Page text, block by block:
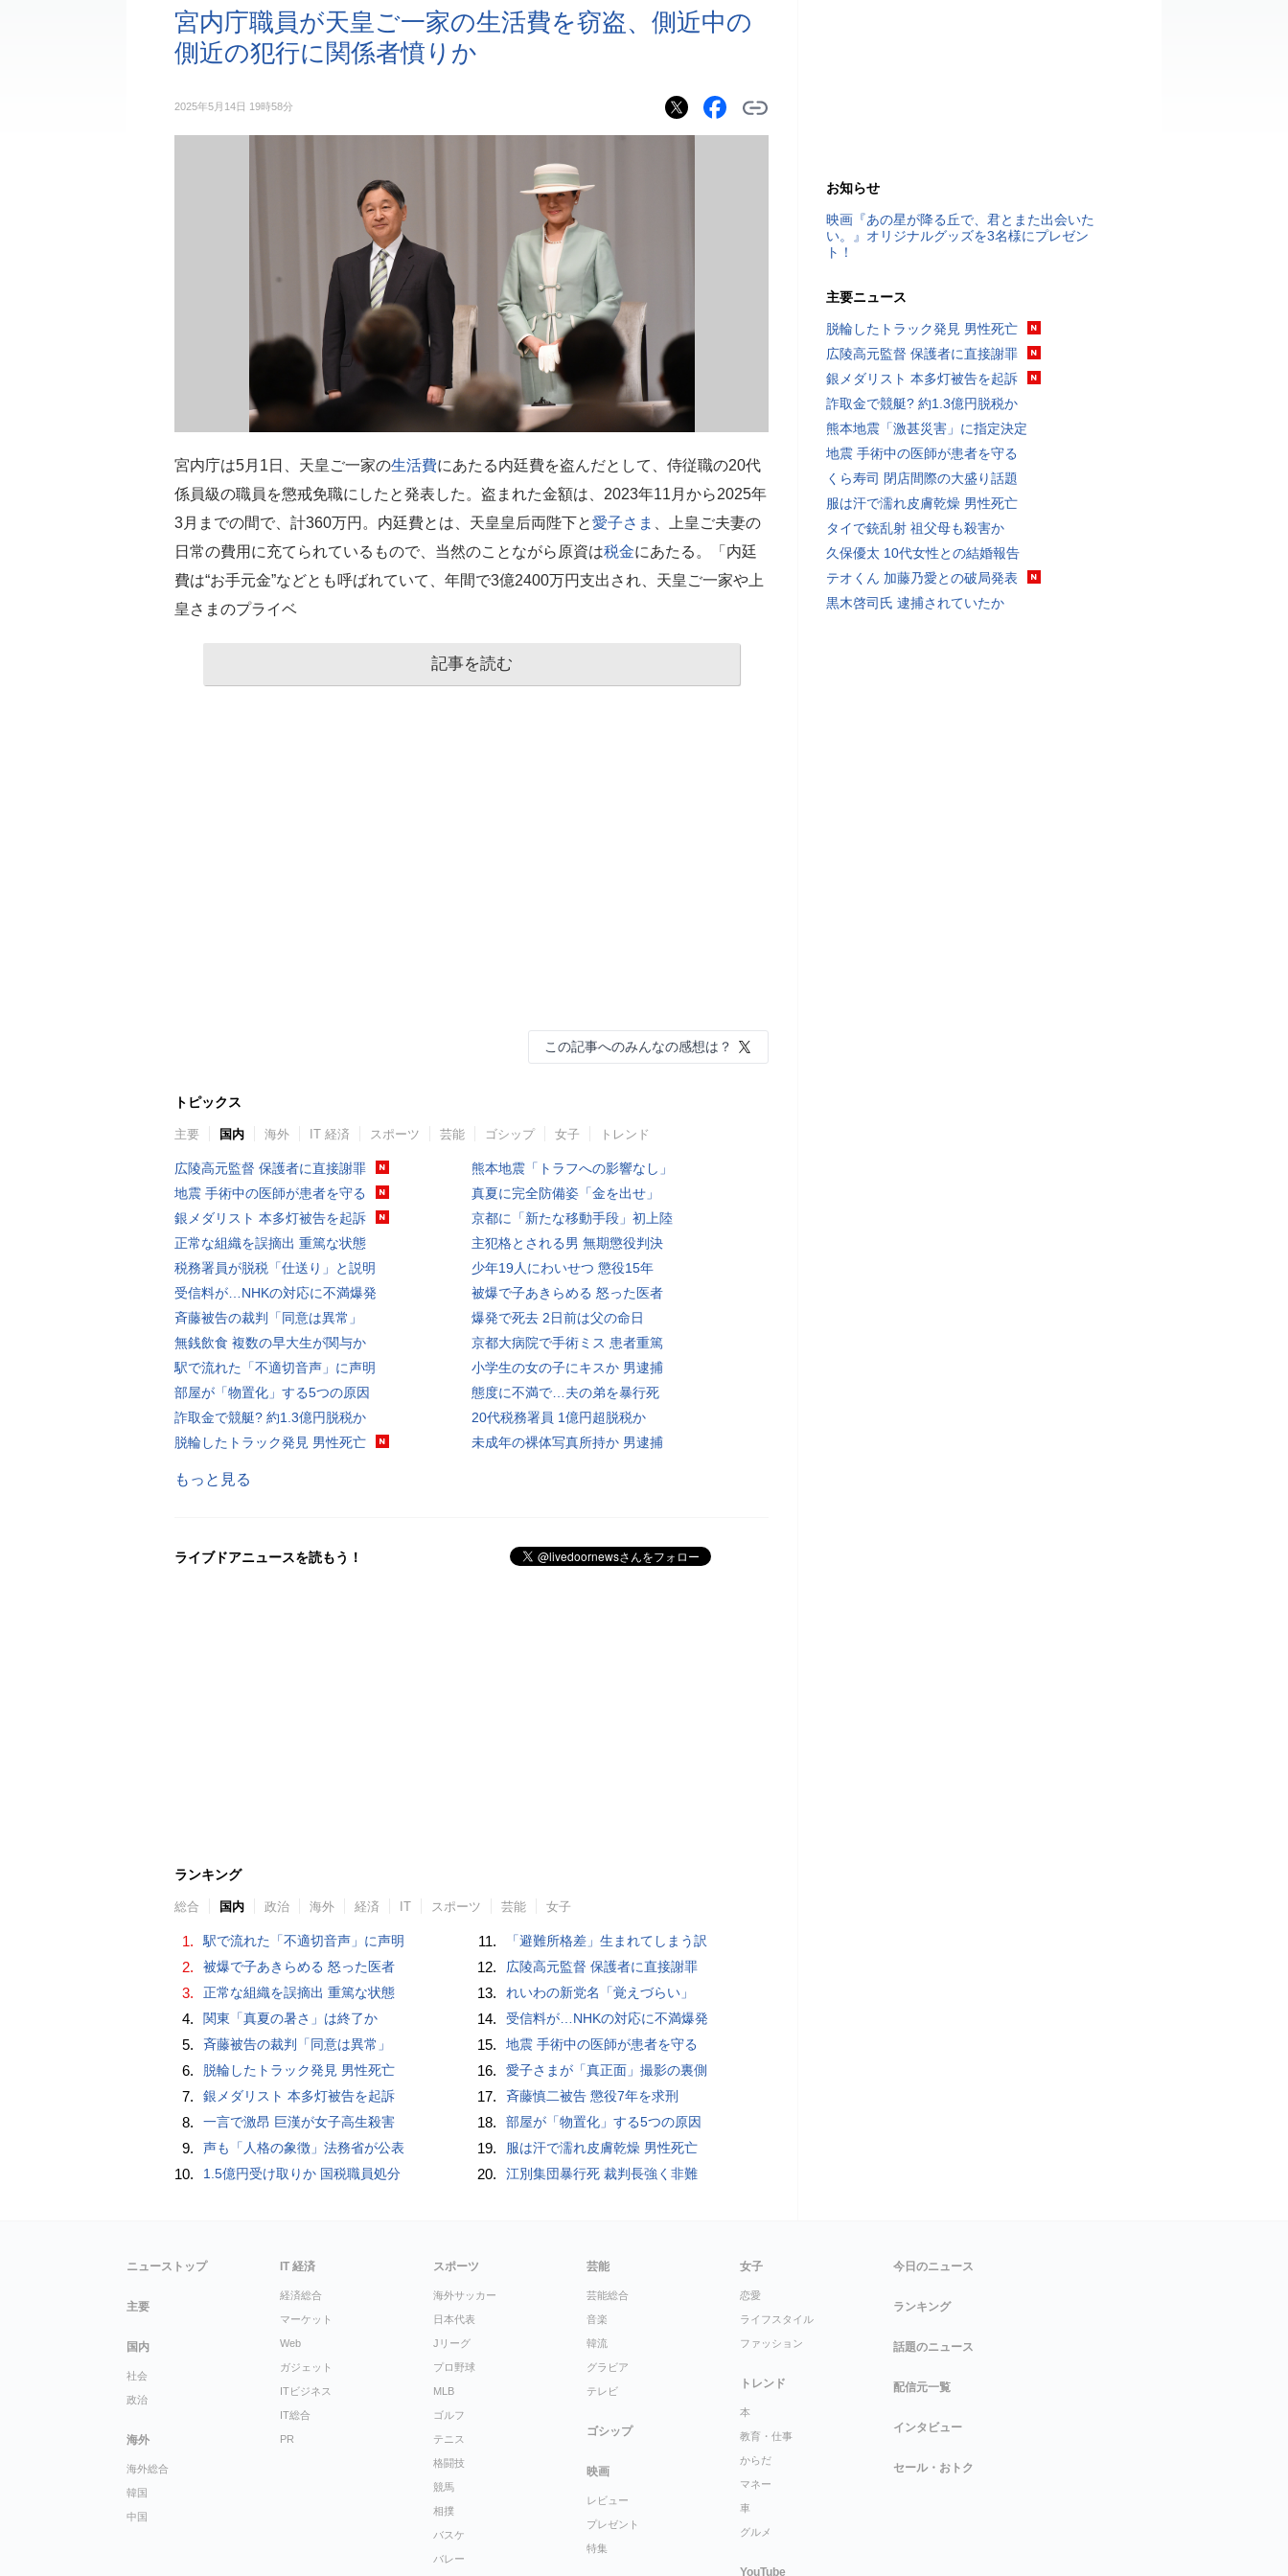
宮内庁職員が天皇ご一家の生活費を窃盗、側近中の
側近の犯行に関係者憤りか
2025年5月14日 19時58分
宮内庁は5月1日、天皇ご一家の生活費にあたる内廷費を盗んだとして、侍従職の20代
係員級の職員を懲戒免職にしたと発表した。盗まれた金額は、2023年11月から2025年
3月までの間で、計360万円。内廷費とは、天皇皇后両陛下と愛子さま
、上皇ご夫妻の
日常の費用に充てられているもので、当然のことながら原資は税金にあたる。「内廷
費は“お手元金”などとも呼ばれていて、年間で3億2400万円支出され、天皇ご一家や上
皇さまのプライベ
記事を読む
この記事へのみんなの感想は？
トピックス
主要 国内 海外 IT 経済 スポーツ 芸能 ゴシップ 女子 トレンド
広陵高元監督 保護者に直接謝罪
地震 手術中の医師が患者を守る
銀メダリスト 本多灯被告を起訴
正常な組織を誤摘出 重篤な状態
税務署員が脱税「仕送り」と説明
受信料が…NHKの対応に不満爆発
斉藤被告の裁判「同意は異常」
無銭飲食 複数の早大生が関与か
駅で流れた「不適切音声」に声明
部屋が「物置化」する5つの原因
詐取金で競艇? 約1.3億円脱税か
脱輪したトラック発見 男性死亡
熊本地震「トラフへの影響なし」
真夏に完全防備姿「金を出せ」
京都に「新たな移動手段」初上陸
主犯格とされる男 無期懲役判決
少年19人にわいせつ 懲役15年
被爆で子あきらめる 怒った医者
爆発で死去 2日前は父の命日
京都大病院で手術ミス 患者重篤
小学生の女の子にキスか 男逮捕
態度に不満で…夫の弟を暴行死
20代税務署員 1億円超脱税か
未成年の裸体写真所持か 男逮捕
もっと見る
ライブドアニュースを読もう！
ランキング
総合 国内 政治 海外 経済 IT スポーツ 芸能 女子
1. 駅で流れた「不適切音声」に声明
2. 被爆で子あきらめる 怒った医者
3. 正常な組織を誤摘出 重篤な状態
4. 関東「真夏の暑さ」は終了か
5. 斉藤被告の裁判「同意は異常」
6. 脱輪したトラック発見 男性死亡
7. 銀メダリスト 本多灯被告を起訴
8. 一言で激昂 巨漢が女子高生殺害
9. 声も「人格の象徴」法務省が公表
10. 1.5億円受け取りか 国税職員処分
11. 「避難所格差」生まれてしまう訳
12. 広陵高元監督 保護者に直接謝罪
13. れいわの新党名「覚えづらい」
14. 受信料が…NHKの対応に不満爆発
15. 地震 手術中の医師が患者を守る
16. 愛子さまが「真正面」撮影の裏側
17. 斉藤慎二被告 懲役7年を求刑
18. 部屋が「物置化」する5つの原因
19. 服は汗で濡れ皮膚乾燥 男性死亡
20. 江別集団暴行死 裁判長強く非難
お知らせ
映画『あの星が降る丘で、君とまた出会いた
い。』オリジナルグッズを3名様にプレゼン
ト！
主要ニュース
脱輪したトラック発見 男性死亡
広陵高元監督 保護者に直接謝罪
銀メダリスト 本多灯被告を起訴
詐取金で競艇? 約1.3億円脱税か
熊本地震「激甚災害」に指定決定
地震 手術中の医師が患者を守る
くら寿司 閉店間際の大盛り話題
服は汗で濡れ皮膚乾燥 男性死亡
タイで銃乱射 祖父母も殺害か
久保優太 10代女性との結婚報告
テオくん 加藤乃愛との破局発表
黒木啓司氏 逮捕されていたか
ニューストップ
主要
国内
社会
政治
海外
海外総合
韓国
中国
IT 経済
経済総合
マーケット
Web
ガジェット
ITビジネス
IT総合
PR
スポーツ
海外サッカー
日本代表
Jリーグ
プロ野球
MLB
ゴルフ
テニス
格闘技
競馬
相撲
バスケ
バレー
芸能
芸能総合
音楽
韓流
グラビア
テレビ
ゴシップ
映画
レビュー
プレゼント
特集
女子
恋愛
ライフスタイル
ファッション
トレンド
本
教育・仕事
からだ
マネー
車
グルメ
YouTube
今日のニュース
ランキング
話題のニュース
配信元一覧
インタビュー
セール・おトク